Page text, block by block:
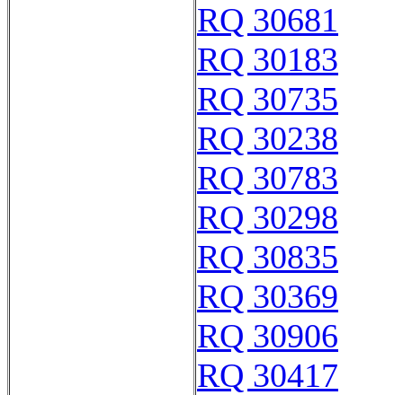
RQ 30681
RQ 30183
RQ 30735
RQ 30238
RQ 30783
RQ 30298
RQ 30835
RQ 30369
RQ 30906
RQ 30417